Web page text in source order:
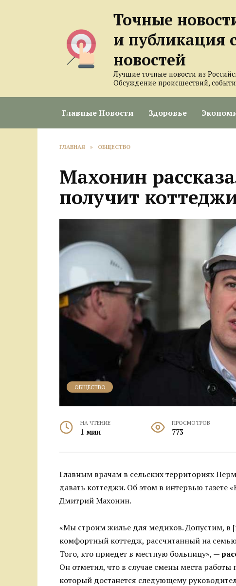
Точные
и публикация
новостей
Лучшие точные новости из
Обсуждение происшествий,
Главные Новости Здоровье
ГЛАВНАЯ » ОБЩЕСТВО
Махонин
получит
ОБЩЕСТВО
НА ЧТЕНИЕ
1 мин
ПРОСМОТРОВ
773
Главным врачам в сельских территориях
давать коттеджи. Об этом в интервью газете
Дмитрий Махонин.
«Мы строим жилье для медиков. Допустим,
комфортный коттедж, рассчитанный на
Того, кто приедет в местную больницу», —
Он отметил, что в случае смены места
который достанется следующему